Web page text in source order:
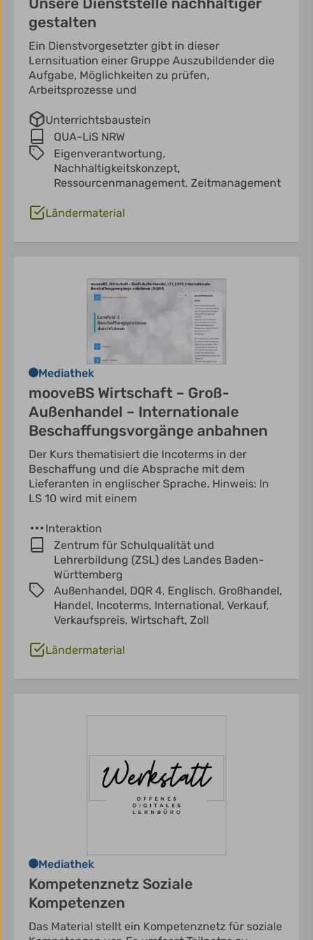
gestalten
Ein Dienstvorgesetzter gibt in dieser
Lernsituation einer Gruppe Auszubildender die
Aufgabe, Möglichkeiten zu prüfen,
Arbeitsprozesse und
Unterrichtsbaustein
QUA-LiS NRW
Eigenverantwortung,
Nachhaltigkeitskonzept,
Ressourcenmanagement, Zeitmanagement
Ländermaterial
Mediathek
mooveBS Wirtschaft – Groß-
Außenhandel – Internationale
Beschaffungsvorgänge anbahnen
Der Kurs thematisiert die Incoterms in der
Beschaffung und die Absprache mit dem
Lieferanten in englischer Sprache. Hinweis: In
LS 10 wird mit einem
Interaktion
Zentrum für Schulqualität und
Lehrerbildung (ZSL) des Landes Baden-
Württemberg
Außenhandel, DQR 4, Englisch, Großhandel,
Handel, Incoterms, International, Verkauf,
Verkaufspreis, Wirtschaft, Zoll
Ländermaterial
Mediathek
Kompetenznetz Soziale
Kompetenzen
Das Material stellt ein Kompetenznetz für soziale